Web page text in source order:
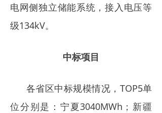
电网侧独立储能系统，接入电压等
级134kV。
中标项目
各省区中标规模情况，TOP5单
位分别是：宁夏3040MWh；新疆